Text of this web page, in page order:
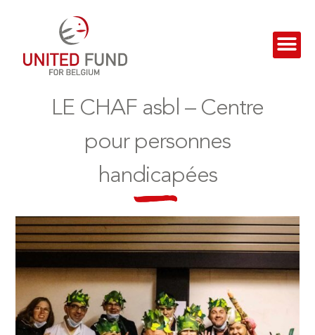
LE CHAF asbl – Centre
pour personnes
handicapées